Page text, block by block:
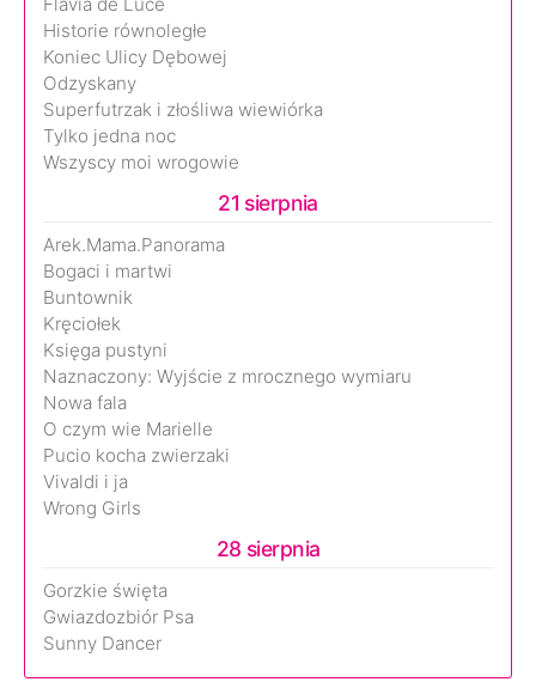
Historie równoległe
Koniec Ulicy Dębowej
Odzyskany
Superfutrzak i złośliwa wiewiórka
Tylko jedna noc
Wszyscy moi wrogowie
21 sierpnia
Arek.Mama.Panorama
Bogaci i martwi
Buntownik
Kręciołek
Księga pustyni
Naznaczony: Wyjście z mrocznego wymiaru
Nowa fala
O czym wie Marielle
Pucio kocha zwierzaki
Vivaldi i ja
Wrong Girls
28 sierpnia
Gorzkie święta
Gwiazdozbiór Psa
Sunny Dancer